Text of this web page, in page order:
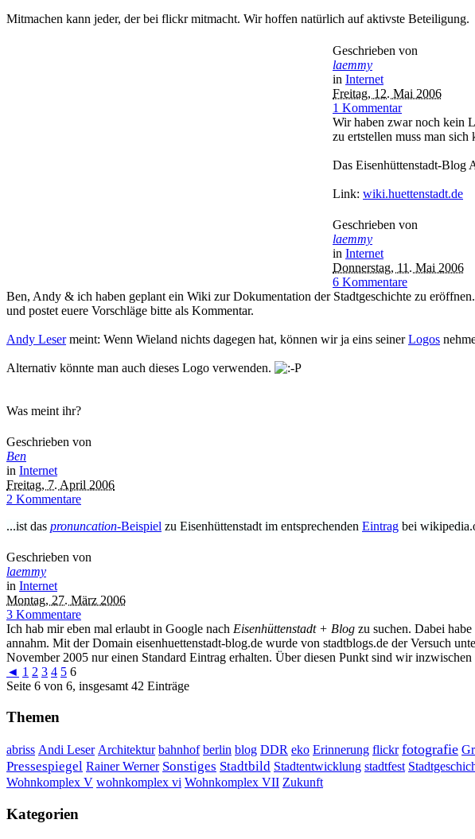
Mitmachen kann jeder, der bei flickr mitmacht. Wir hoffen natürlich auf aktivste Beteiligung.
Geschrieben von
laemmy
in Internet
Freitag, 12. Mai 2006
1 Kommentar
Wir haben zwar noch kein
zu ertstellen muss man
Das Eisenhüttenstadt-Blog
Link: wiki.huettenstadt.de
Geschrieben von
laemmy
in Internet
Donnerstag, 11. Mai 2006
6 Kommentare
Ben, Andy & ich haben geplant ein Wiki zur Dokumentation der Stadtgeschichte zu
und postet euere Vorschläge bitte als Kommentar.
Andy Lesermeint: Wenn Wieland nichts dagegen hat, können wir ja eins seinerLogos
Alternativ könnte man auch dieses Logo verwenden.
Was meint ihr?
Geschrieben von
Ben
in Internet
Freitag, 7. April 2006
2 Kommentare
...ist das pronuncation-Beispiel zu Eisenhüttenstadt im entsprechenden Eintrag bei
Geschrieben von
laemmy
in Internet
Montag, 27. März 2006
3 Kommentare
Ich hab mir eben mal erlaubt in Google nach Eisenhüttenstadt + Blog zu suchen. Dabei
annahm. Mit der Domain eisenhuettenstadt-blog.de wurde von stadtblogs.de der Versuch
November 2005 nur einen Standard Eintrag erhalten. Über diesen Punkt sind wir
◄ 1 2 3 4 5 6
Seite 6 von 6, insgesamt 42 Einträge
Themen
abriss Andi Leser Architektur bahnhof berlin blog DDR eko Erinnerung flickr fotografie
Pressespiegel Rainer Werner Sonstiges Stadtbild Stadtentwicklung stadtfest
Wohnkomplex V wohnkomplex vi Wohnkomplex VII Zukunft
Kategorien